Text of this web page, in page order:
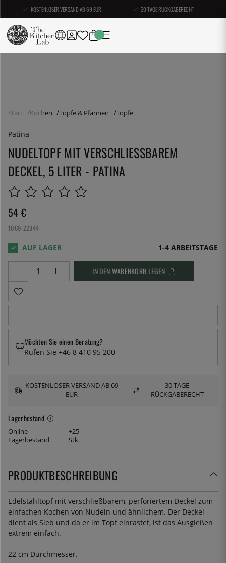
KOSTENLOSER VERSAND AB 69 EUR 30 TAGE RÜCKGABERECHT
Start Kochen Töpfe & Pfannen Töpfe
Patina
NUDELTOPF MIT VERSCHLIESSBAREM D
ECKEL, 5 LITER - PATINA
54 €
1069-22344
1-4 ARBEITSTAGE
IN DEN WARENKORB LEGEN
Lagerbestand
Online-
Lagerbestand
+25
Stk.
Möchten Sie einen Beratung?
Rufen Sie +46 8 410 95 200
KOSTENLOSER VERSAND AB 69
EUR
30 TAGE
RÜCKGABERECHT
PRODUKTBESCHREIBUNG
Edelstahltopf mit verschließbarem, perforiertem Deckel zum
einfachen Kochen von Nudeln und ähnlichem. Der Deckel
dient als Sieb und da er im Topf einrastet, ist das Ausgießen
extrem einfach.
22 cm Durchmesser.